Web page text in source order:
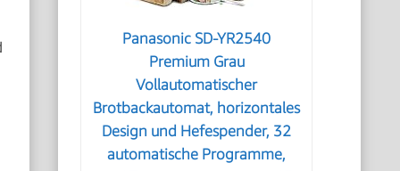
Panasonic SD-YR2540
Premium Grau
Vollautomatischer
Brotbackautomat, horizontales
Design und Hefespender, 32
automatische Programme,